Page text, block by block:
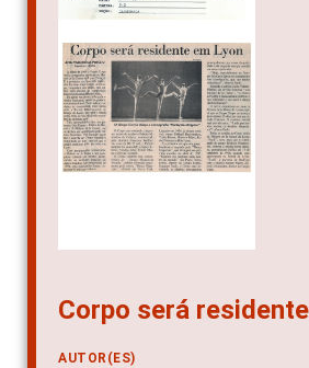
Corpo será
AUTOR(ES)